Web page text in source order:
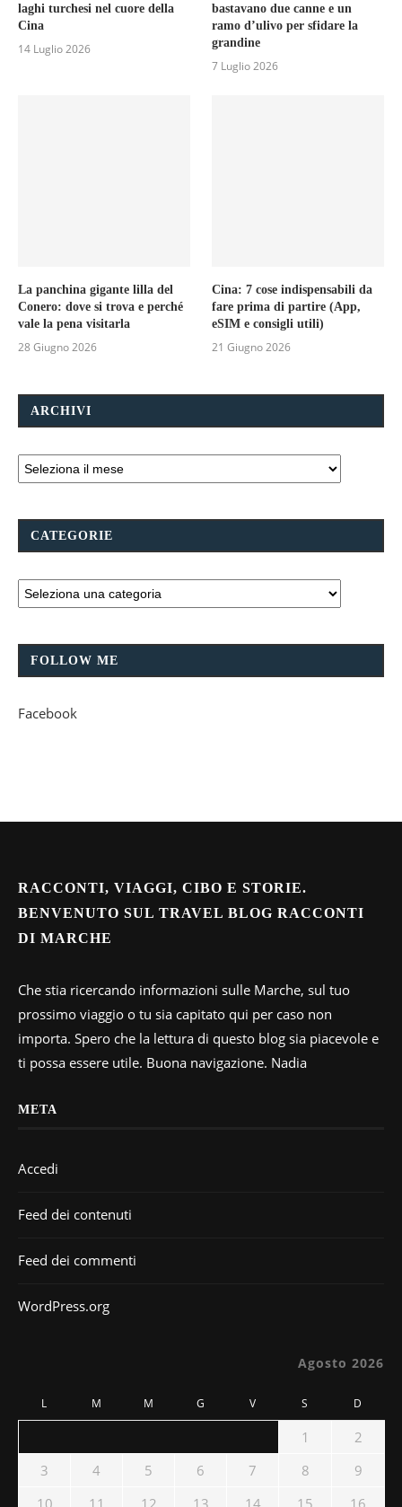
laghi turchesi nel cuore della
Cina
14 Luglio 2026
bastavano due canne e un
ramo d’ulivo per sfidare la
grandine
7 Luglio 2026
La panchina gigante lilla del
Conero: dove si trova e perché
vale la pena visitarla
28 Giugno 2026
Cina: 7 cose indispensabili da
fare prima di partire (App,
eSIM e consigli utili)
21 Giugno 2026
ARCHIVI
CATEGORIE
FOLLOW ME
Facebook
RACCONTI, VIAGGI, CIBO E STORIE.
BENVENUTO SUL TRAVEL BLOG RACCONTI
DI MARCHE
Che stia ricercando informazioni sulle Marche, sul tuo
prossimo viaggio o tu sia capitato qui per caso non
importa. Spero che la lettura di questo blog sia piacevole e
ti possa essere utile. Buona navigazione. Nadia
META
Accedi
Feed dei contenuti
Feed dei commenti
WordPress.org
Agosto 2026
L M M G V S D
1
2
3
4 5 6 7 8
9